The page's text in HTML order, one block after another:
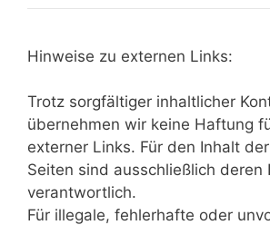
Hinweise zu externen Links:
Trotz sorgfältiger inhaltlicher
übernehmen wir keine Haftung
externer Links. Für den Inhalt
Seiten sind ausschließlich deren
verantwortlich.
Für illegale, fehlerhafte oder